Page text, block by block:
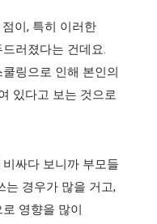
이, 특히 이러한
러졌다는 건데요.
링으로 인해 본인의
있다고 보는 것으로
싸다 보니까 부모들
는 경우가 많을 거고,
영향을 많이